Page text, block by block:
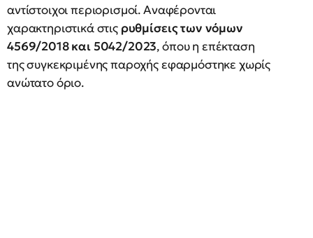
αντίστοιχοι περιορισμοί. Αναφέρονται
χαρακτηριστικά στις ρυθμίσεις των νόμων
4569/2018 και 5042/2023, όπου η επέκταση
της συγκεκριμένης παροχής εφαρμόστηκε χωρίς
ανώτατο όριο.